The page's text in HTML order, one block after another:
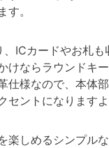
す。
ICカードやお札も
けならラウンドキ
仕様なので、本体
セントになりますよ
楽しめるシンプル